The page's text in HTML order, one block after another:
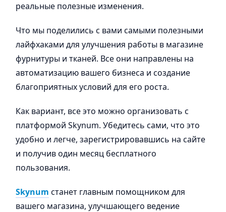
реальные полезные изменения.
Что мы поделились с вами самыми полезными
лайфхаками для улучшения работы в магазине
фурнитуры и тканей. Все они направлены на
автоматизацию вашего бизнеса и создание
благоприятных условий для его роста.
Как вариант, все это можно организовать с
платформой Skynum. Убедитесь сами, что это
удобно и легче, зарегистрировавшись на сайте
и получив один месяц бесплатного
пользования.
Skynum станет главным помощником для
вашего магазина, улучшающего ведение